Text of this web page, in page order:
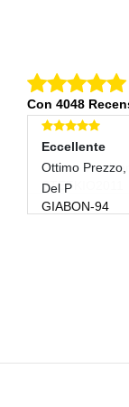
Con 4048
Eccellente
Ottimo
Del P
GIABON-94